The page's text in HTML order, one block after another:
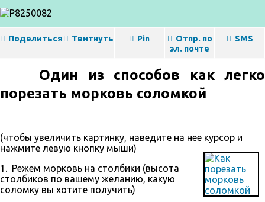
Поделиться Твитнуть Pin
Отпр. по
эл. почте
SMS
Один из способов как легко
порезать морковь соломкой
(чтобы увеличить картинку, наведите на нее курсор и
нажмите левую кнопку мыши)
1. Режем морковь на столбики (высота
столбиков по вашему желанию, какую
соломку вы хотите получить)